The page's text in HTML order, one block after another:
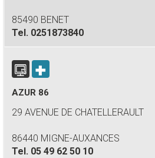
85490 BENET
Tel. 0251873840
AZUR 86
29 AVENUE DE CHATELLERAULT
86440 MIGNE-AUXANCES
Tel. 05 49 62 50 10